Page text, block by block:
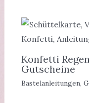
Konfetti
Gutscheine
Bastelanleitungen,